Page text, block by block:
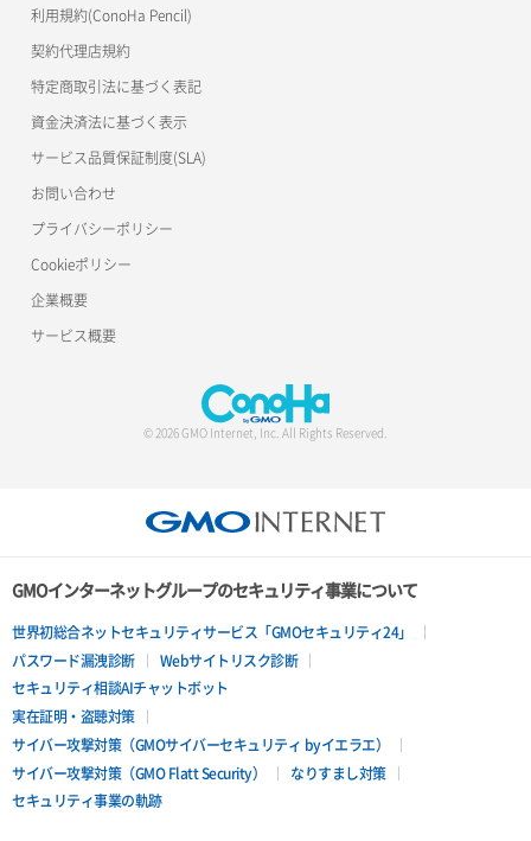
利用規約(ConoHa Pencil)
契約代理店規約
特定商取引法に基づく表記
資金決済法に基づく表示
サービス品質保証制度(SLA)
お問い合わせ
プライバシーポリシー
Cookieポリシー
企業概要
サービス概要
© 2026 GMO Internet, Inc. All Rights Reserved.
GMOインターネットグループのセキュリティ事業について
世界初総合ネットセキュリティサービス「GMOセキュリティ24」
パスワード漏洩診断
Webサイトリスク診断
セキュリティ相談AIチャットボット
実在証明・盗聴対策
サイバー攻撃対策（GMOサイバーセキュリティ byイエラエ）
サイバー攻撃対策（GMO Flatt Security）
なりすまし対策
セキュリティ事業の軌跡